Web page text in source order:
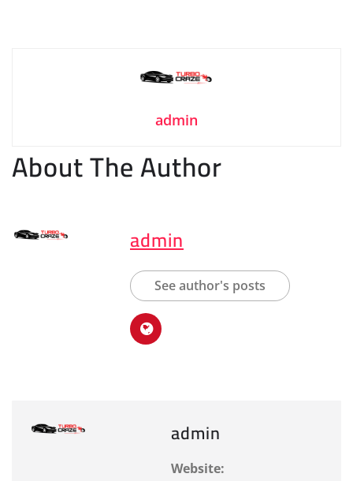
admin
About The Author
admin
See author's posts
admin
Website: